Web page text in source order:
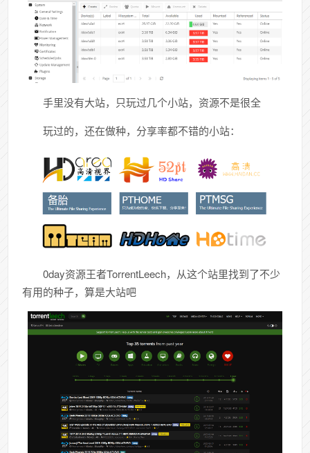
手里没有大站，只玩过几个小站，资源不是很全
玩过的，还在做种，分享率都不错的小站：
0day资源王者TorrentLeech，从这个站里找到了不少
有用的种子，算是大站吧